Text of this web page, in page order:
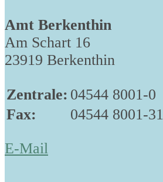
Amt Berkenthin
Am Schart 16
23919 Berkenthin
Zentrale: 04544 8001-0
Fax:
04544 8001-31
E-Mail